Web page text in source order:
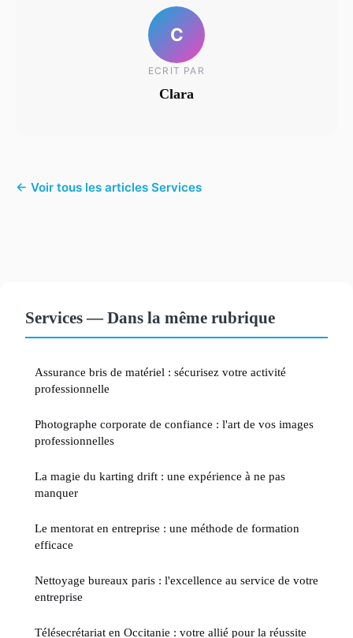
C
ECRIT PAR
Clara
← Voir tous les articles Services
Services — Dans la même rubrique
Assurance bris de matériel : sécurisez votre activité
professionnelle
Photographe corporate de confiance : l'art de vos images
professionnelles
La magie du karting drift : une expérience à ne pas
manquer
Le mentorat en entreprise : une méthode de formation
efficace
Nettoyage bureaux paris : l'excellence au service de votre
entreprise
Télésecrétariat en Occitanie : votre allié pour la réussite